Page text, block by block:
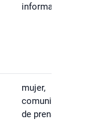
informativa
mujer,
comunicados
de prensa